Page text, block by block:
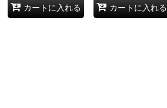
カートに入れる カートに入れる